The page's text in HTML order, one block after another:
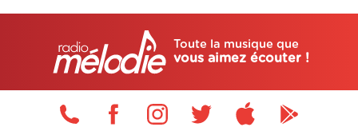
Toute la musique que
vous aimez écouter !